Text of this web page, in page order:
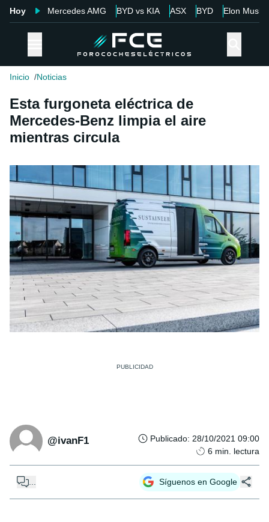
Hoy Mercedes AMG BYD vs KIA ASX BYD Elon Musk
Inicio Noticias
Esta furgoneta eléctrica de
Mercedes-Benz limpia el aire
mientras circula
@ivanF1 Publicado: 28/10/2021 09:00
6 min. lectura
Síguenos en Google